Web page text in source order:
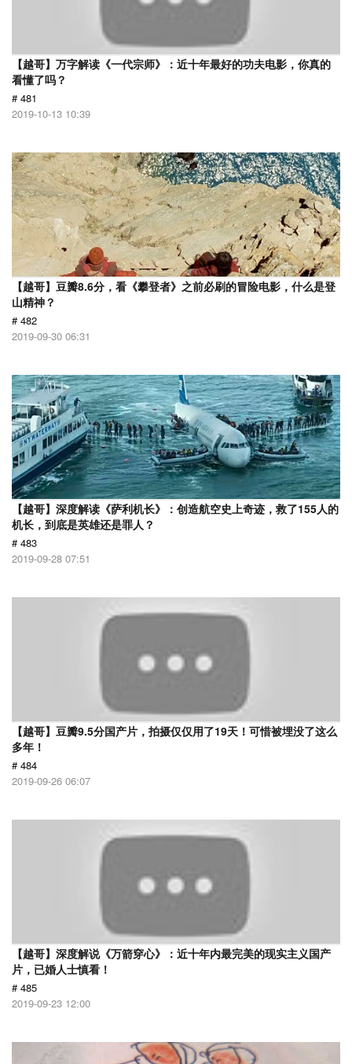
【越哥】万字解读《一代宗师》：近十年最好的功夫电影，你真的
看懂了吗？
# 481
2019-10-13 10:39
【越哥】豆瓣8.6分，看《攀登者》之前必刷的冒险电影，什么是登
山精神？
# 482
2019-09-30 06:31
【越哥】深度解读《萨利机长》：创造航空史上奇迹，救了155人的
机长，到底是英雄还是罪人？
# 483
2019-09-28 07:51
【越哥】豆瓣9.5分国产片，拍摄仅仅用了19天！可惜被埋没了这么
多年！
# 484
2019-09-26 06:07
【越哥】深度解说《万箭穿心》：近十年内最完美的现实主义国产
片，已婚人士慎看！
# 485
2019-09-23 12:00